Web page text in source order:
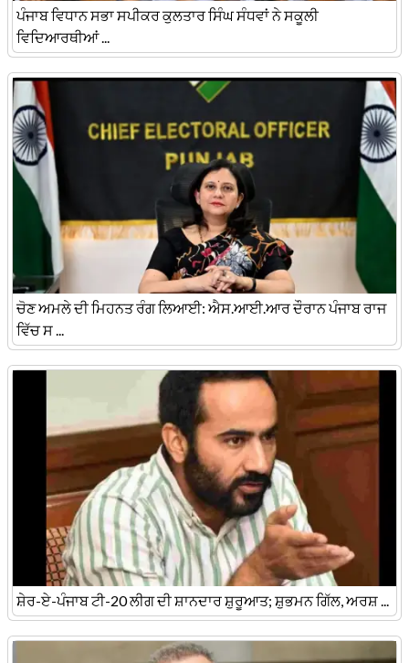
ਪੰਜਾਬ ਵਿਧਾਨ ਸਭਾ ਸਪੀਕਰ ਕੁਲਤਾਰ ਸਿੰਘ ਸੰਧਵਾਂ ਨੇ ਸਕੂਲੀ
ਵਿਦਿਆਰਥੀਆਂ ...
ਚੋਣ ਅਮਲੇ ਦੀ ਮਿਹਨਤ ਰੰਗ ਲਿਆਈ: ਐਸ.ਆਈ.ਆਰ ਦੌਰਾਨ ਪੰਜਾਬ ਰਾਜ
ਵਿੱਚ ਸ ...
ਸ਼ੇਰ-ਏ-ਪੰਜਾਬ ਟੀ-20 ਲੀਗ ਦੀ ਸ਼ਾਨਦਾਰ ਸ਼ੁਰੂਆਤ; ਸ਼ੁਭਮਨ ਗਿੱਲ, ਅਰਸ਼ ...